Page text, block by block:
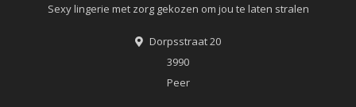
Sexy lingerie met zorg gekozen om jou te laten stralen
Dorpsstraat 20
3990
Peer